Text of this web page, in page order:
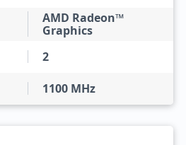
AMD Radeon™
Graphics
2
1100 MHz